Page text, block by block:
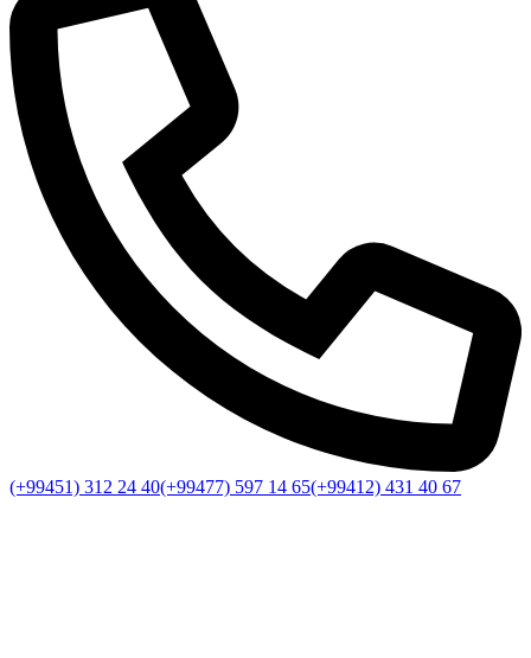
(+99451) 312 24 40(+99477) 597 14 65(+99412) 431 40 67